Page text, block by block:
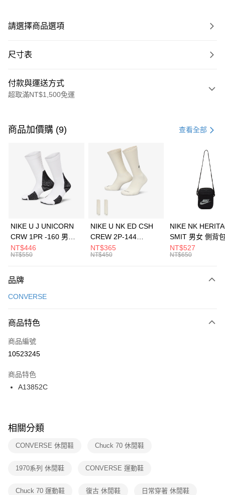
請選擇商品選項
尺寸表
付款與運送方式
超取滿NT$1,500免運
信用卡一次付款
3 期 0 利率 每期 21家銀行
合作金庫商業銀行
第一商業銀行
華南商業銀行
彰化商業銀行
上海商業儲蓄銀行
元大商業銀行
台灣樂天信用卡公司
Apple Pay
全盈+PAY
AFTEE先享後付
【關於「AFTEE先享後付」】
便利好安心！
３．安心：先確認商品／服務後，再付款。
【「AFTEE先享後付」結帳流程】
１．於結帳方式選擇「AFTEE先享後付」後，將跳轉至「AFTEE先享後付」
２．訂單成立數日內，您將收到繳費通知簡訊。
３．收到繳費通知簡訊後14天內，點擊此簡訊中的連結，可透過四大超商／
ATM／網路銀行／等多元方式進行付款，方視為交易完成。
※ 交易是否成功請以「AFTEE先享後付 」之結帳頁面顯示為準，若有關於
是否繳費成功／繳費後需取消欲退款等相關疑問，請聯繫「AFTEE先享後付
客戶支援中心」 https://netprotections.freshdesk.com/support/home
１．透過由恩沛科技股份有限公司提供之「AFTEE先享後付」服務完成之交
權轉讓予恩沛科技股份有限公司。
運送方式
每筆NT$100，滿NT$1,500(含以上)免運費
宅配
每筆NT$100，滿NT$1,500(含以上)免運費
付款後門市自取
每筆NT$100，滿NT$1,500(含以上)免運費
商品加價購 (9) 查看全部
NIKE U J UNICORN
CRW 1PR -160 男女
中統襪 FZ3393100
NT$446
NT$550
NIKE U NK ED CSH
CREW 2P-144
EMBRDY 男女 短統襪
FZ3073133
NT$365
NT$450
NIKE NK
SMIT 男女 側背
BA5871010
NT$527
NT$650
品牌
CONVERSE
商品特色
商品編號
10523245
商品特色
A13852C
相關分類
CONVERSE 休閒鞋 Chuck 70 休閒鞋
1970系列 休閒鞋 CONVERSE 運動鞋
Chuck 70 運動鞋 復古 休閒鞋 日常穿著 休閒鞋